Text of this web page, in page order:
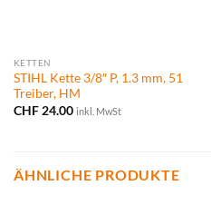
KETTEN
STIHL Kette 3/8″ P, 1.3 mm, 51
Treiber, HM
CHF24.00 inkl. MwSt
ÄHNLICHE PRODUKTE